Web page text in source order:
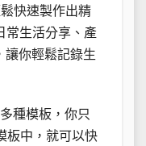
快速製作出精
常生活分享、產
讓你輕鬆記錄生
種模板，你只
板中，就可以快